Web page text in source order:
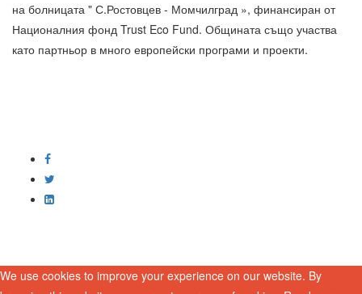
на болницата " С.Ростовцев - Момчилград », финансиран от
Националния фонд Trust Eco Fund. Общината също участва
като партньор в много европейски програми и проекти.
We use cookies to improve your experience on our website. By